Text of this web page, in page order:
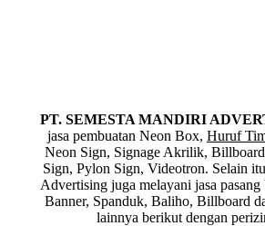
PT. SEMESTA MANDIRI
jasa pembuatan Neon Box, Huruf
Neon Sign, Signage Akrilik,
Sign, Pylon Sign, Videotron. Selain
Advertising juga melayani jasa
Banner, Spanduk, Baliho, Billboard
lainnya berikut dengan